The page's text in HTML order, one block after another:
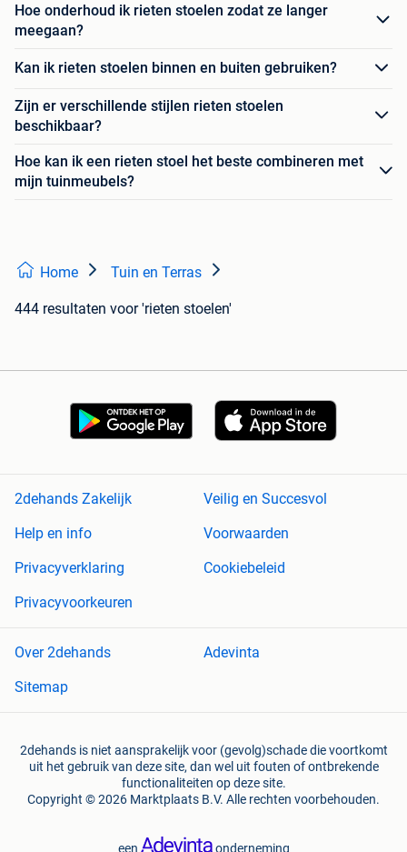
Hoe onderhoud ik rieten stoelen zodat ze langer
meegaan?
Kan ik rieten stoelen binnen en buiten gebruiken?
Zijn er verschillende stijlen rieten stoelen
beschikbaar?
Hoe kan ik een rieten stoel het beste combineren met
mijn tuinmeubels?
Home Tuin en Terras
444 resultaten voor 'rieten stoelen'
2dehands Zakelijk
Veilig en Succesvol
Help en info
Voorwaarden
Privacyverklaring
Cookiebeleid
Privacyvoorkeuren
Over 2dehands
Adevinta
Sitemap
2dehands is niet aansprakelijk voor (gevolg)schade die voortkomt
uit het gebruik van deze site, dan wel uit fouten of ontbrekende
functionaliteiten op deze site.
Copyright © 2026 Marktplaats B.V. Alle rechten voorbehouden.
een onderneming